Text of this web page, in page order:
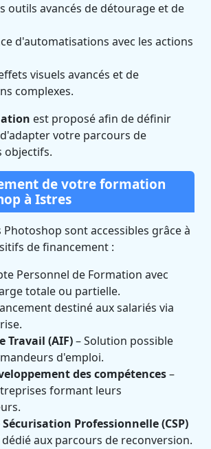
outils avancés de détourage et de
d'automatisations avec les actions
visuels avancés et de
complexes.
est proposé afin de définir
votre parcours de
objectifs.
de votre formation
à Istres
sont accessibles grâce à
de financement :
Personnel de Formation avec
totale ou partielle.
destiné aux salariés via
Travail (AIF)– Solution possible
d'emploi.
des compétences–
formant leurs
Professionnelle (CSP)
aux parcours de reconversion.